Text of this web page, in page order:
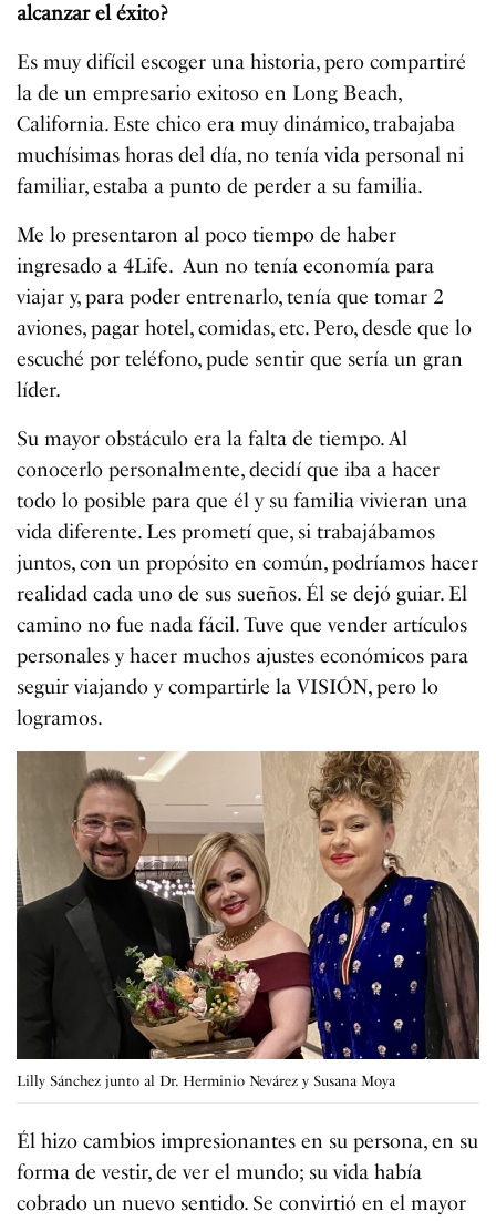
alcanzar el éxito?
Es muy difícil escoger una historia, pero compartiré
la de un empresario exitoso en Long Beach,
California. Este chico era muy dinámico, trabajaba
muchísimas horas del día, no tenía vida personal ni
familiar, estaba a punto de perder a su familia.
Me lo presentaron al poco tiempo de haber
ingresado a 4Life. Aun no tenía economía para
viajar y, para poder entrenarlo, tenía que tomar 2
aviones, pagar hotel, comidas, etc. Pero, desde que lo
escuché por teléfono, pude sentir que sería un gran
líder.
Su mayor obstáculo era la falta de tiempo. Al
conocerlo personalmente, decidí que iba a hacer
todo lo posible para que él y su familia vivieran una
vida diferente. Les prometí que, si trabajábamos
juntos, con un propósito en común, podríamos hacer
realidad cada uno de sus sueños. Él se dejó guiar. El
camino no fue nada fácil. Tuve que vender artículos
personales y hacer muchos ajustes económicos para
seguir viajando y compartirle la VISIÓN, pero lo
logramos.
Lilly Sánchez junto al Dr. Herminio Nevárez y Susana Moya
Él hizo cambios impresionantes en su persona, en su
forma de vestir, de ver el mundo; su vida había
cobrado un nuevo sentido. Se convirtió en el mayor